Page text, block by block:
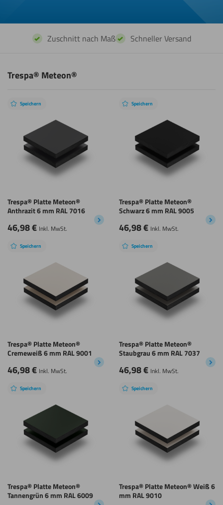
Zuschnitt nach Maß Schneller Versand
Trespa® Meteon®
Speichern
Trespa® Platte Meteon®
Anthrazit 6 mm RAL 7016
46,98€ Inkl. MwSt.
Speichern
Trespa® Platte Meteon®
Schwarz 6 mm RAL 9005
46,98€ Inkl. MwSt.
Speichern
Trespa® Platte Meteon®
Cremeweiß 6 mm RAL 9001
46,98€ Inkl. MwSt.
Speichern
Trespa® Platte Meteon®
Staubgrau 6 mm RAL 7037
46,98€ Inkl. MwSt.
Speichern
Trespa® Platte Meteon®
Tannengrün 6 mm RAL 6009
Speichern
Trespa® Platte Meteon® Weiß 6
mm RAL 9010